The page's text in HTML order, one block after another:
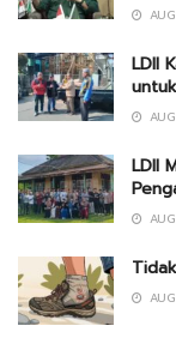
LDII
LDII